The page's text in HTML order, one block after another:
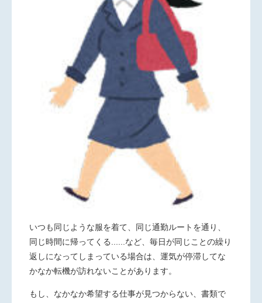
いつも同じような服を着て、同じ通勤ルートを通り、
同じ時間に帰ってくる......など、毎日が同じことの繰り
返しになってしまっている場合は、運気が停滞してな
かなか転機が訪れないことがあります。
もし、なかなか希望する仕事が見つからない、書類で